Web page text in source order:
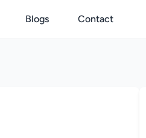
Blogs Contact